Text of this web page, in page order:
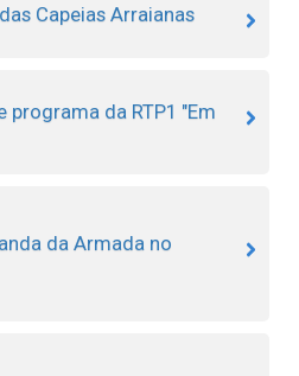
Capeias Arraianas
programa da RTP1 "Em
da Armada no